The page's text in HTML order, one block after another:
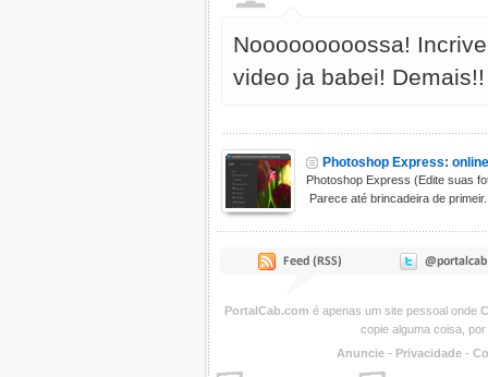
Nooooooooossa!
video ja babei!
Photoshop Express:
Photoshop Express (Edite suas
Parece até brincadeira de
PortalCab.com é apenas um site pessoal onde
copie alguma coisa,
Anuncie - Privacidade -